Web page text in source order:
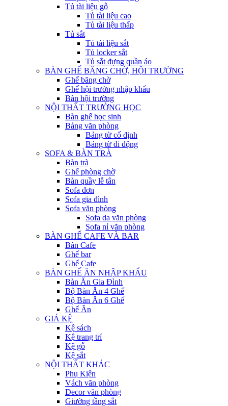
Tủ tài liệu gỗ
Tủ tài liệu cao
Tủ tài liệu thấp
Tủ sắt
Tủ tài liệu sắt
Tủ locker sắt
Tủ sắt đựng quần áo
BÀN GHẾ BĂNG CHỜ, HỘI TRƯỜNG
Ghế băng chờ
Ghế hội trường nhập khẩu
Bàn hội trường
NỘI THẤT TRƯỜNG HỌC
Bàn ghế học sinh
Bảng văn phòng
Bảng từ cố định
Bảng từ di động
SOFA & BÀN TRÀ
Bàn trà
Ghế phòng chờ
Bàn quầy lễ tân
Sofa đơn
Sofa gia đình
Sofa văn phòng
Sofa da văn phòng
Sofa nỉ văn phòng
BÀN GHẾ CAFE VÀ BAR
Bàn Cafe
Ghế bar
Ghế Cafe
BÀN GHẾ ĂN NHẬP KHẨU
Bàn Ăn Gia Đình
Bộ Bàn Ăn 4 Ghế
Bộ Bàn Ăn 6 Ghế
Ghế Ăn
GIÁ KỆ
Kệ sách
Kệ trang trí
Kệ gỗ
Kệ sắt
NỘI THẤT KHÁC
Phụ Kiện
Vách văn phòng
Decor văn phòng
Giường tầng sắt